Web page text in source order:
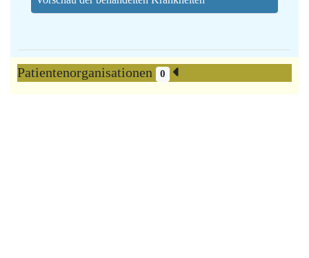
Patientenorganisationen 0